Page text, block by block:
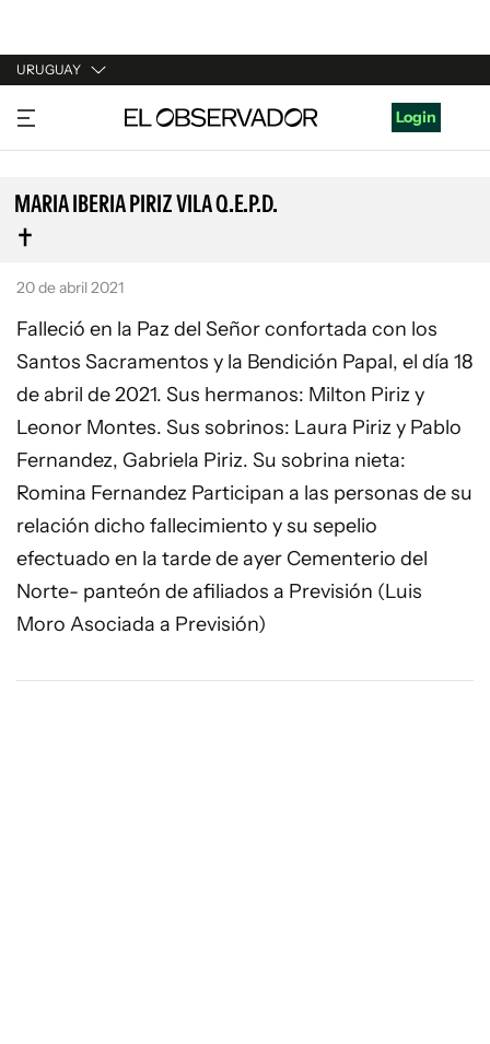
URUGUAY
URUGUAY
ARGENTINA
ESPAÑA
ESTADOS UNIDOS
Login
MARIA IBERIA PIRIZ VILA Q.E.P.D.
20 de abril 2021
Falleció en la Paz del Señor confortada con los
Santos Sacramentos y la Bendición Papal, el día 18
de abril de 2021. Sus hermanos: Milton Piriz y
Leonor Montes. Sus sobrinos: Laura Piriz y Pablo
Fernandez, Gabriela Piriz. Su sobrina nieta:
Romina Fernandez Participan a las personas de su
relación dicho fallecimiento y su sepelio
efectuado en la tarde de ayer Cementerio del
Norte- panteón de afiliados a Previsión (Luis
Moro Asociada a Previsión)